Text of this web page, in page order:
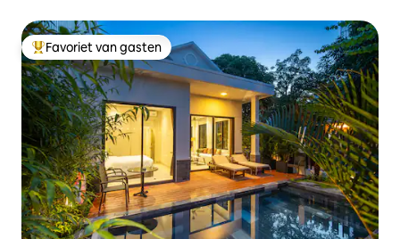
Topfavoriet van gasten
Favoriet van gasten